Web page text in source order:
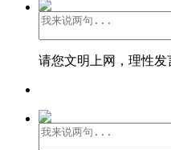
请您文明上网，理性